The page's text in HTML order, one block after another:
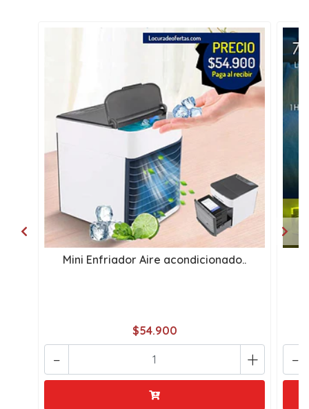
Mini Enfriador Aire acondicionado..
$54.900
+
- -